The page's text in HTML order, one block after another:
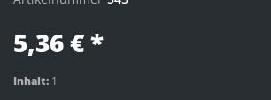
5,36 € *
Inhalt: 1